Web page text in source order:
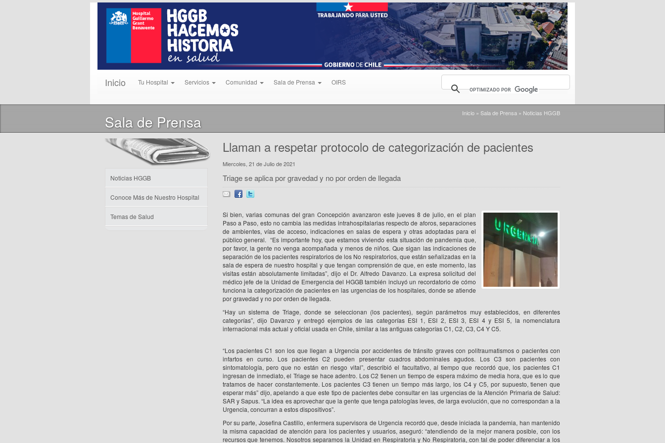
Inicio Tu Hospital Servicios Comunidad Sala de Prensa OIRS
Sala de Prensa Inicio» Sala de Prensa» Noticias HGGB
Noticias HGGB
Conoce Más de Nuestro Hospital
Temas de Salud
Llaman a respetar protocolo de categorización de pacientes
Miercoles, 21 de Julio de 2021
Triage se aplica por gravedad y no por orden de llegada
Si bien, varias comunas del gran Concepción avanzaron este jueves 8 de julio, en el plan
Paso a Paso, esto no cambia las medidas intrahospitalarias respecto de aforos, separaciones
de ambientes, vías de acceso, indicaciones en salas de espera y otras adoptadas para el
público general. “Es importante hoy, que estamos viviendo esta situación de pandemia que,
por favor, la gente no venga acompañada y menos de niños. Que sigan las indicaciones de
separación de los pacientes respiratorios de los No respiratorios, que están señalizadas en la
sala de espera de nuestro hospital y que tengan comprensión de que, en este momento, las
visitas están absolutamente limitadas”, dijo el Dr. Alfredo Davanzo. La expresa solicitud del
médico jefe de la Unidad de Emergencia del HGGB también incluyó un recordatorio de cómo
funciona la categorización de pacientes en las urgencias de los hospitales, donde se atiende
por gravedad y no por orden de llegada.
“Hay un sistema de Triage, donde se seleccionan (los pacientes), según parámetros muy establecidos, en diferentes
categorías”, dijo Davanzo y entregó ejemplos de las categorías ESI 1, ESI 2, ESI 3, ESI 4 y ESI 5, la nomenclatura
internacional más actual y oficial usada en Chile, similar a las antiguas categorías C1, C2, C3, C4 Y C5.
“Los pacientes C1 son los que llegan a Urgencia por accidentes de tránsito graves con politraumatismos o pacientes con
infartos en curso. Los pacientes C2 pueden presentar cuadros abdominales agudos. Los C3 son pacientes con
sintomatología, pero que no están en riesgo vital”, describió el facultativo, al tiempo que recordó que, los pacientes C1
ingresan de inmediato, el Triage se hace adentro. Los C2 tienen un tiempo de espera máximo de media hora, que es lo que
tratamos de hacer constantemente. Los pacientes C3 tienen un tiempo más largo, los C4 y C5, por supuesto, tienen que
esperar más” dijo, apelando a que este tipo de pacientes debe consultar en las urgencias de la Atención Primaria de Salud:
SAR y Sapus. “La idea es aprovechar que la gente que tenga patologías leves, de larga evolución, que no correspondan a la
Urgencia, concurran a estos dispositivos”.
Por su parte, Josefina Castillo, enfermera supervisora de Urgencia recordó que, desde iniciada la pandemia, han mantenido
la misma capacidad de atención para los pacientes y usuarios, aseguró: “atendiendo de la mejor manera posible, con los
recursos que tenemos. Nosotros separamos la Unidad en Respiratoria y No Respiratoria, con tal de poder diferenciar a los